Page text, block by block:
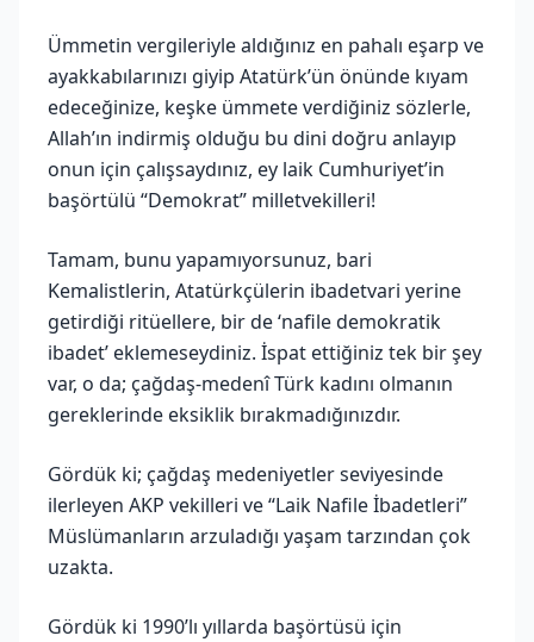
Ümmetin vergileriyle aldığınız en pahalı eşarp ve
ayakkabılarınızı giyip Atatürk’ün önünde kıyam
edeceğinize, keşke ümmete verdiğiniz sözlerle,
Allah’ın indirmiş olduğu bu dini doğru anlayıp
onun için çalışsaydınız, ey laik Cumhuriyet’in
başörtülü “Demokrat” milletvekilleri!
Tamam, bunu yapamıyorsunuz, bari
Kemalistlerin, Atatürkçülerin ibadetvari yerine
getirdiği ritüellere, bir de ‘nafile demokratik
ibadet’ eklemeseydiniz. İspat ettiğiniz tek bir şey
var, o da; çağdaş-medenî Türk kadını olmanın
gereklerinde eksiklik bırakmadığınızdır.
Gördük ki; çağdaş medeniyetler seviyesinde
ilerleyen AKP vekilleri ve “Laik Nafile İbadetleri”
Müslümanların arzuladığı yaşam tarzından çok
uzakta.
Gördük ki 1990’lı yıllarda başörtüsü için